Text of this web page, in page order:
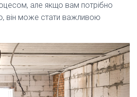
але якщо вам потрібно
він може стати важливою